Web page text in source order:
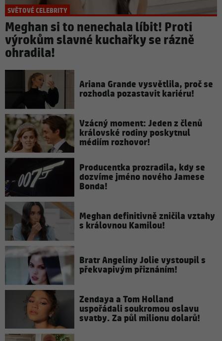
SVĚTOVÉ CELEBRITY
Meghan si to nenechala líbit! Proti
výrokům slavné kuchařky se rázně
ohradila!
Ariana Grande vysvětlila, proč se
rozhodla pozastavit kariéru!
Vzácný moment: Jeden z členů
královské rodiny poskytnul
médiím rozhovor!
Producentka prozradila, kdy se
dozvíme jméno nového Jamese
Bonda!
Meghan definitivně zničila vztahy
s královnou Kamilou!
Bratr Angeliny Jolie vystoupil s
překvapivým přiznáním!
Zendaya a Tom Holland
uspořádali soukromou oslavu
svatby. Za půl milionu dolarů!